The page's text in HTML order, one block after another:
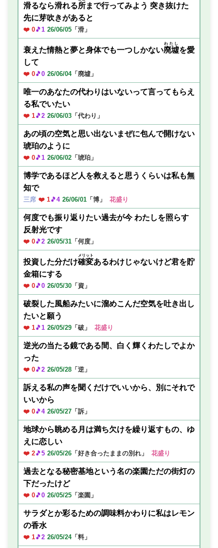
滑るなら滑れる所まで行ってみよう 突き抜けた
先に芽吹きがあると
❤️ 0🎵1 26/06/05 「滑」
衰えた情熱と夢と身体でも一つしかない廃墟
わたし
を愛
して
❤️ 0🎵0 26/06/04「廃墟」
唯一のあなたの代わりはいないって言ってもらえ
る私でいたい
❤️ 1🎵2 26/06/03 「代わり」
あの頃の空気と思い出ないまぜに包んで開けない
琥珀のように
❤️ 0🎵1 26/06/02 「琥珀」
博学であるほど人を救えると思うくらいは私も無
知で
三席 ❤️ 1🎵4 26/06/01 「博」 花盛り
何度でも振り返りたい過去が今 わたしを照らす
反射光です
❤️ 0🎵2 26/05/31 「何度」
投資した分だけ確変
メリット
あるわけじゃないけど君を貯
金箱にする
❤️ 0🎵0 26/05/30 「資」
破裂した風船みたいに溜めこんだ空気を吐き出し
たいと願う
❤️ 1🎵1 26/05/29 「破」 花盛り
逆光の当たる鏡である間、白く輝くわたしでよか
った
❤️ 0🎵2 26/05/28 「逆」
訴える私の声を聞くだけでいいから、別にそれで
いいから
❤️ 0🎵4 26/05/27 「訴」
地球から眺める月は満ち欠けを繰り返すもの、ゆ
えに恋しい
❤️ 2🎵5 26/05/26 「好き合ったままの別れ」 花盛り
過去となる秘密基地という名の楽園ただの街灯の
下だったけど
❤️ 0🎵0 26/05/25 「楽園」
サラダとか彩るための調味料かわりに私はレモン
の香水
❤️ 1🎵2 26/05/24「料」